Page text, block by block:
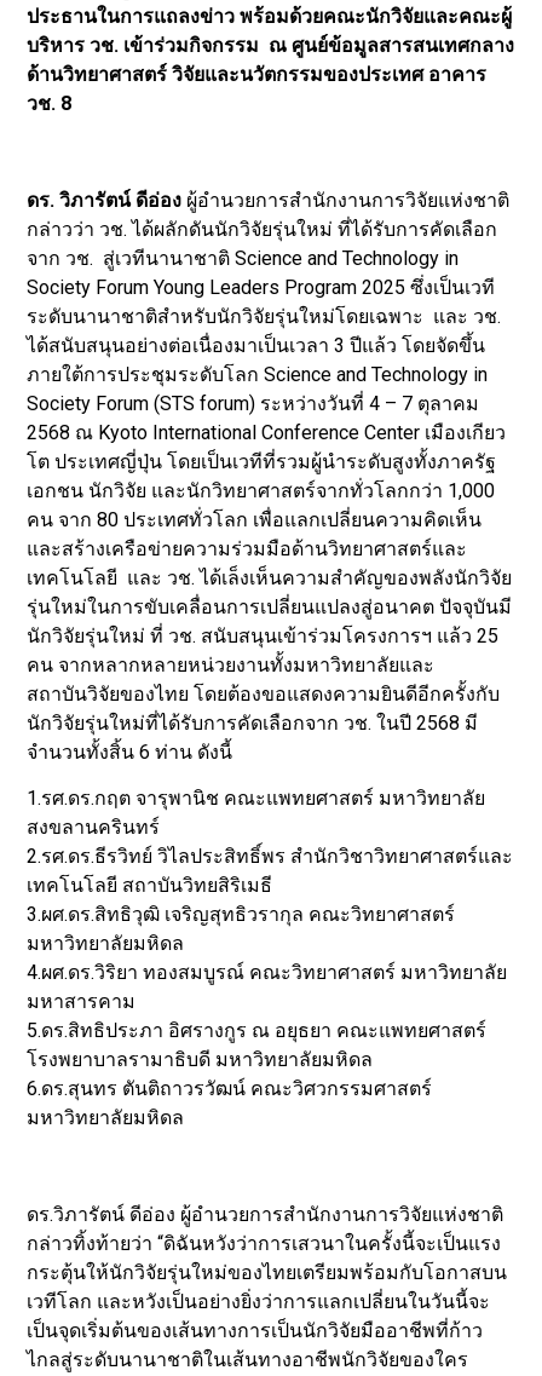
ประธานในการแถลงข่าว พร้อมด้วยคณะนักวิจัยและคณะผู้
บริหาร วช. เข้าร่วมกิจกรรม ณ ศูนย์ข้อมูลสารสนเทศกลาง
ด้านวิทยาศาสตร์ วิจัยและนวัตกรรมของประเทศ อาคาร
วช. 8
ดร. วิภารัตน์ ดีอ่อง ผู้อำนวยการสำนักงานการวิจัยแห่งชาติ
กล่าวว่า วช. ได้ผลักดันนักวิจัยรุ่นใหม่ ที่ได้รับการคัดเลือก
จาก วช. สู่เวทีนานาชาติ Science and Technology in
Society Forum Young Leaders Program 2025 ซึ่งเป็นเวที
ระดับนานาชาติสำหรับนักวิจัยรุ่นใหม่โดยเฉพาะ และ วช.
ได้สนับสนุนอย่างต่อเนื่องมาเป็นเวลา 3 ปีแล้ว โดยจัดขึ้น
ภายใต้การประชุมระดับโลก Science and Technology in
Society Forum (STS forum) ระหว่างวันที่ 4 – 7 ตุลาคม
2568 ณ Kyoto International Conference Center เมืองเกียว
โต ประเทศญี่ปุ่น โดยเป็นเวทีที่รวมผู้นำระดับสูงทั้งภาครัฐ
เอกชน นักวิจัย และนักวิทยาศาสตร์จากทั่วโลกกว่า 1,000
คน จาก 80 ประเทศทั่วโลก เพื่อแลกเปลี่ยนความคิดเห็น
และสร้างเครือข่ายความร่วมมือด้านวิทยาศาสตร์และ
เทคโนโลยี และ วช. ได้เล็งเห็นความสำคัญของพลังนักวิจัย
รุ่นใหม่ในการขับเคลื่อนการเปลี่ยนแปลงสู่อนาคต ปัจจุบันมี
นักวิจัยรุ่นใหม่ ที่ วช. สนับสนุนเข้าร่วมโครงการฯ แล้ว 25
คน จากหลากหลายหน่วยงานทั้งมหาวิทยาลัยและ
สถาบันวิจัยของไทย โดยต้องขอแสดงความยินดีอีกครั้งกับ
นักวิจัยรุ่นใหม่ที่ได้รับการคัดเลือกจาก วช. ในปี 2568 มี
จำนวนทั้งสิ้น 6 ท่าน ดังนี้
1.รศ.ดร.กฤต จารุพานิช คณะแพทยศาสตร์ มหาวิทยาลัย
สงขลานครินทร์
2.รศ.ดร.ธีรวิทย์ วิไลประสิทธิ์พร สำนักวิชาวิทยาศาสตร์และ
เทคโนโลยี สถาบันวิทยสิริเมธี
3.ผศ.ดร.สิทธิวุฒิ เจริญสุทธิวรากุล คณะวิทยาศาสตร์
มหาวิทยาลัยมหิดล
4.ผศ.ดร.วิริยา ทองสมบูรณ์ คณะวิทยาศาสตร์ มหาวิทยาลัย
มหาสารคาม
5.ดร.สิทธิประภา อิศรางกูร ณ อยุธยา คณะแพทยศาสตร์
โรงพยาบาลรามาธิบดี มหาวิทยาลัยมหิดล
6.ดร.สุนทร ตันติถาวรวัฒน์ คณะวิศวกรรมศาสตร์
มหาวิทยาลัยมหิดล
ดร.วิภารัตน์ ดีอ่อง ผู้อำนวยการสำนักงานการวิจัยแห่งชาติ
กล่าวทิ้งท้ายว่า “ดิฉันหวังว่าการเสวนาในครั้งนี้จะเป็นแรง
กระตุ้นให้นักวิจัยรุ่นใหม่ของไทยเตรียมพร้อมกับโอกาสบน
เวทีโลก และหวังเป็นอย่างยิ่งว่าการแลกเปลี่ยนในวันนี้จะ
เป็นจุดเริ่มต้นของเส้นทางการเป็นนักวิจัยมืออาชีพที่ก้าว
ไกลสู่ระดับนานาชาติในเส้นทางอาชีพนักวิจัยของใคร